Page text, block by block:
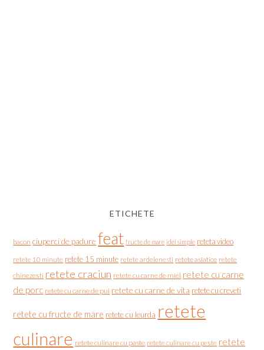
ETICHETE
bacon ciuperci de padure feat fructe de mare idei simple reteta video
retete 10 minute retete 15 minute retete ardelenesti retete asiatice retete
chinezesti retete craciun retete cu carne de miel retete cu carne
de porc retete cu carne de pui retete cu carne de vita retete cu creveti
retete cu fructe de mare retete cu leurda retete
culinare retete culinare cu paste retete culinare cu peste retete